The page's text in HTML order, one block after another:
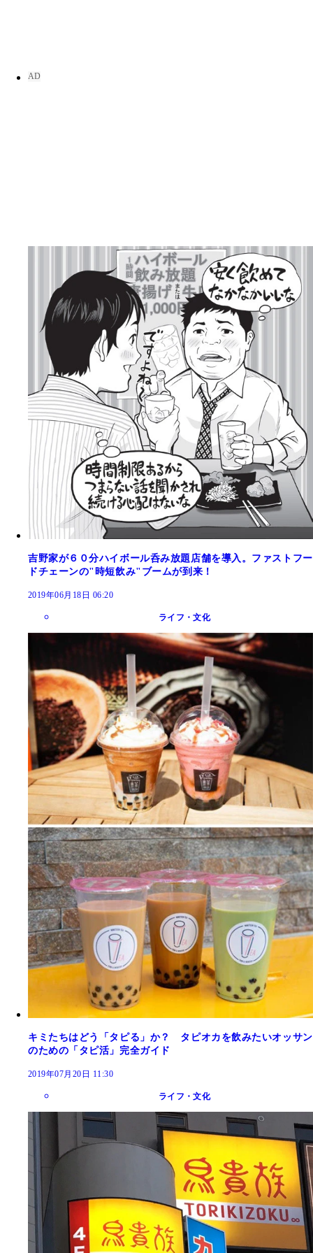
吉野家が６０分ハイボール呑み放題店舗を導入。ファストフー
ドチェーンの"時短飲み"ブームが到来！
2019年06月18日 06:20
ライフ・文化
キミたちはどう「タピる」か？ タピオカを飲みたいオッサン
のための「タピ活」完全ガイド
2019年07月20日 11:30
ライフ・文化